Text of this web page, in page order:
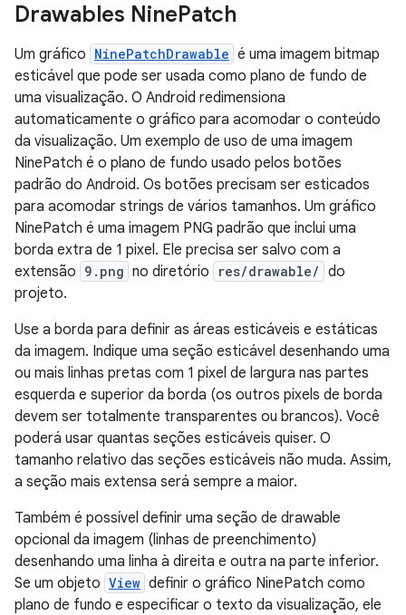
Drawables NinePatch
Um gráfico NinePatchDrawable é uma imagem bitmap
esticável que pode ser usada como plano de fundo de
uma visualização. O Android redimensiona
automaticamente o gráfico para acomodar o conteúdo
da visualização. Um exemplo de uso de uma imagem
NinePatch é o plano de fundo usado pelos botões
padrão do Android. Os botões precisam ser esticados
para acomodar strings de vários tamanhos. Um gráfico
NinePatch é uma imagem PNG padrão que inclui uma
borda extra de 1 pixel. Ele precisa ser salvo com a
extensão 9.png no diretório res/drawable/ do
projeto.
Use a borda para definir as áreas esticáveis e estáticas
da imagem. Indique uma seção esticável desenhando uma
ou mais linhas pretas com 1 pixel de largura nas partes
esquerda e superior da borda (os outros pixels de borda
devem ser totalmente transparentes ou brancos). Você
poderá usar quantas seções esticáveis quiser. O
tamanho relativo das seções esticáveis não muda. Assim,
a seção mais extensa será sempre a maior.
Também é possível definir uma seção de drawable
opcional da imagem (linhas de preenchimento)
desenhando uma linha à direita e outra na parte inferior.
Se um objeto View definir o gráfico NinePatch como
plano de fundo e especificar o texto da visualização, ele